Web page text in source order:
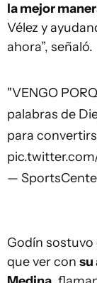
la mejor
Vélez y
ahora”, señaló.
"VENGO
palabras de
para
—
Godín sostuvo
que ver con su